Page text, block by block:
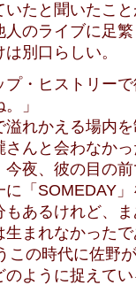
いたと聞いたこ
人のライブに足
別口らしい。
プ・ヒストリー
」
溢れかえる場内
さんと会わなか
今夜、彼の目の
に「SOMEDAY
もあるけれど、
生まれなかった
この時代に佐野
のように捉えて